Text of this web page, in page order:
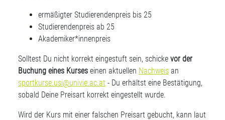
ermäßigter Studierendenpreis bis 25
Studierendenpreis ab 25
Akademiker*innenpreis
Solltest Du nicht korrekt eingestuft sein, schicke vor der
Buchung eines Kurses einen aktuellen Nachweisan
sportkurse.usi@univie.ac.at - Du erhältst eine Bestätigung,
sobald Deine Preisart korrekt eingestellt wurde.
Wird der Kurs mit einer falschen Preisart gebucht, kann laut